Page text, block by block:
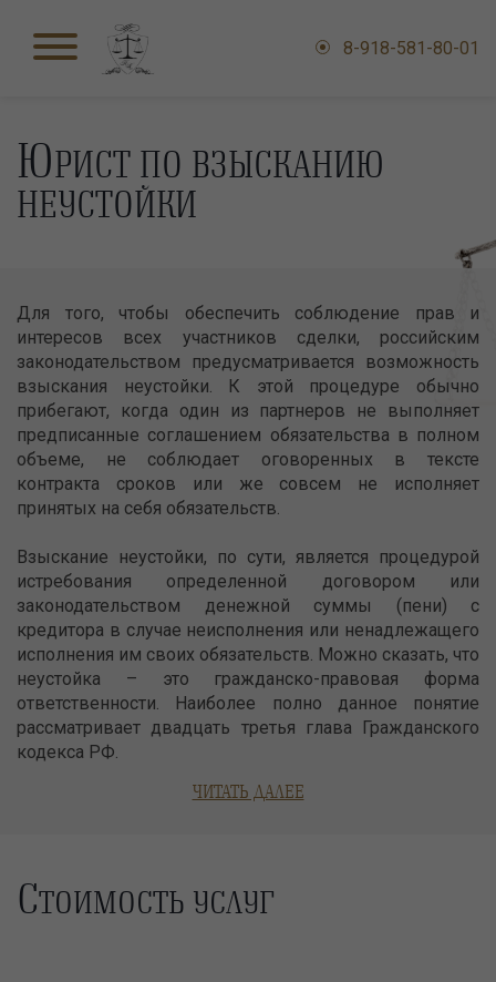
8-918-581-80-01
ЮРИСТ ПО ВЗЫСКАНИЮ
НЕУСТОЙКИ
Для того, чтобы обеспечить соблюдение прав и
интересов всех участников сделки, российским
законодательством предусматривается возможность
взыскания неустойки. К этой процедуре обычно
прибегают, когда один из партнеров не выполняет
предписанные соглашением обязательства в полном
объеме, не соблюдает оговоренных в тексте
контракта сроков или же совсем не исполняет
принятых на себя обязательств.
Взыскание неустойки, по сути, является процедурой
истребования определенной договором или
законодательством денежной суммы (пени) с
кредитора в случае неисполнения или ненадлежащего
исполнения им своих обязательств. Можно сказать, что
неустойка – это гражданско-правовая форма
ответственности. Наиболее полно данное понятие
рассматривает двадцать третья глава Гражданского
кодекса РФ.
ЧИТАТЬ ДАЛЕЕ
СТОИМОСТЬ УСЛУГ